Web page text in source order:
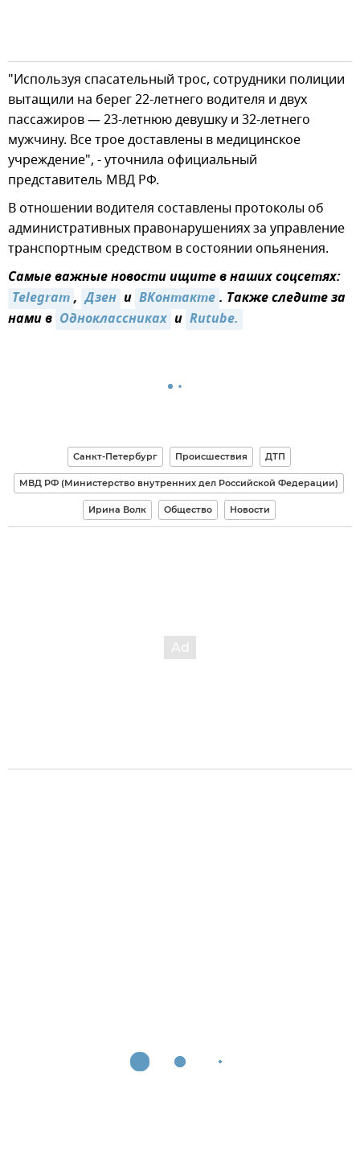
"Используя спасательный трос, сотрудники полиции
вытащили на берег 22-летнего водителя и двух
пассажиров — 23-летнюю девушку и 32-летнего
мужчину. Все трое доставлены в медицинское
учреждение", - уточнила официальный
представитель МВД РФ.
В отношении водителя составлены протоколы об
административных правонарушениях за управление
транспортным средством в состоянии опьянения.
Самые важные новости ищите в наших соцсетях:
Telegram, Дзен и ВКонтакте. Также следите за
нами в Одноклассниках и Rutube.
Санкт-Петербург Происшествия ДТП
МВД РФ (Министерство внутренних дел Российской Федерации)
Ирина Волк Общество Новости